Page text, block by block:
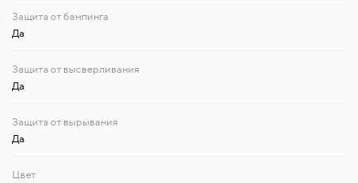
Да
Да
Да